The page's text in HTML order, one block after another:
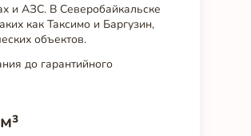
и АЗС. В Северобайкальске
как Таксимо и Баргузин,
объектов.
до гарантийного